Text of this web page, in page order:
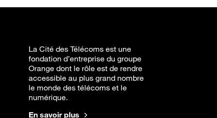
La Cité des Télécoms est une
fondation d’entreprise du groupe
Orange dont le rôle est de rendre
accessible au plus grand nombre
le monde des télécoms et le
numérique.
En savoir plus